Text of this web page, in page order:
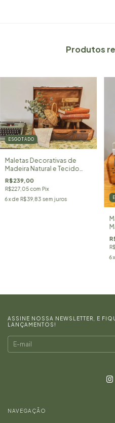
Produtos
ESGOTADO
Maletas Decorativas de
Madeira Natural e Tecido
Marrom Linho
R$239,00
R$227,05com Pix
6x de R$39,83 sem juros
6
ASSINE NOSSA NEWSLETTER, E
LANÇAMENTOS!
NAVEGAÇÃO